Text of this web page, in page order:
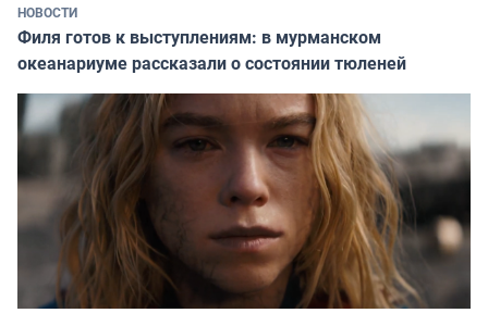
НОВОСТИ
Филя готов к выступлениям: в мурманском
океанариуме рассказали о состоянии тюленей